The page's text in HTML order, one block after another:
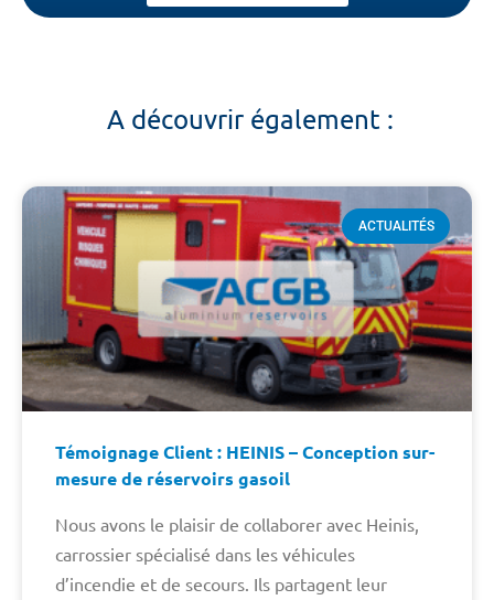
A découvrir également :
ACTUALITÉS
Témoignage Client : HEINIS – Conception sur-
mesure de réservoirs gasoil
Nous avons le plaisir de collaborer avec Heinis,
carrossier spécialisé dans les véhicules
d’incendie et de secours. Ils partagent leur